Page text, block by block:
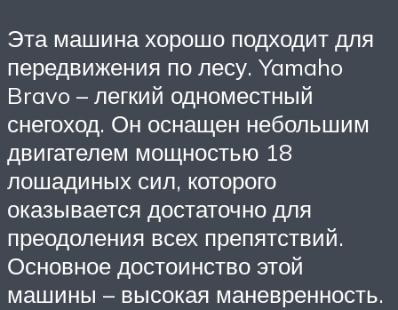
Эта машина хорошо подходит для
передвижения по лесу. Yamaho
Bravo – легкий одноместный
снегоход. Он оснащен небольшим
двигателем мощностью 18
лошадиных сил, которого
оказывается достаточно для
преодоления всех препятствий.
Основное достоинство этой
машины – высокая маневренность.